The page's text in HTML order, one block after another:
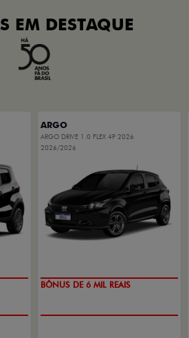
EM DESTAQUE
ARGO
ARGO DRIVE 1.0 FLEX 4P 2026
2026/2026
BÔNUS DE 6 MIL REAIS